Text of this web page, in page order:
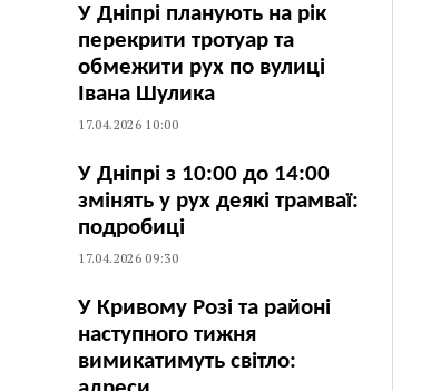
У Дніпрі планують на рік
перекрити тротуар та
обмежити рух по вулиці
Івана Шулика
17.04.2026 10:00
У Дніпрі з 10:00 до 14:00
змінять у рух деякі трамваї:
подробиці
17.04.2026 09:30
У Кривому Розі та районі
наступного тижня
вимикатимуть світло: